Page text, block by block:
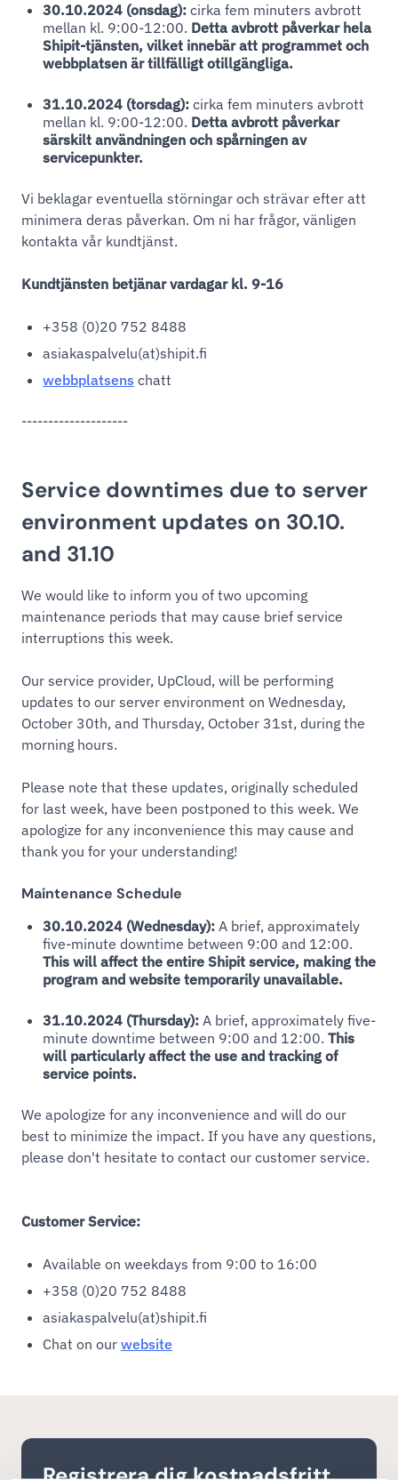
30.10.2024 (onsdag): cirka fem minuters avbrott
mellan kl. 9:00-12:00. Detta avbrott påverkar hela
Shipit-tjänsten, vilket innebär att programmet och
webbplatsen är tillfälligt otillgängliga.
31.10.2024 (torsdag): cirka fem minuters avbrott
mellan kl. 9:00-12:00. Detta avbrott påverkar
särskilt användningen och spårningen av
servicepunkter.
Vi beklagar eventuella störningar och strävar efter att
minimera deras påverkan. Om ni har frågor, vänligen
kontakta vår kundtjänst.
Kundtjänsten betjänar vardagar kl. 9-16
+358 (0)20 752 8488
asiakaspalvelu(at)shipit.fi
webbplatsens chatt
--------------------
Service downtimes due to server
environment updates on 30.10.
and 31.10
We would like to inform you of two upcoming
maintenance periods that may cause brief service
interruptions this week.
Our service provider, UpCloud, will be performing
updates to our server environment on Wednesday,
October 30th, and Thursday, October 31st, during the
morning hours.
Please note that these updates, originally scheduled
for last week, have been postponed to this week. We
apologize for any inconvenience this may cause and
thank you for your understanding!
Maintenance Schedule
30.10.2024 (Wednesday): A brief, approximately
five-minute downtime between 9:00 and 12:00.
This will affect the entire Shipit service, making the
program and website temporarily unavailable.
31.10.2024 (Thursday): A brief, approximately five-
minute downtime between 9:00 and 12:00. This
will particularly affect the use and tracking of
service points.
We apologize for any inconvenience and will do our
best to minimize the impact. If you have any questions,
please don't hesitate to contact our customer service.
Customer Service:
Available on weekdays from 9:00 to 16:00
+358 (0)20 752 8488
asiakaspalvelu(at)shipit.fi
Chat on our website